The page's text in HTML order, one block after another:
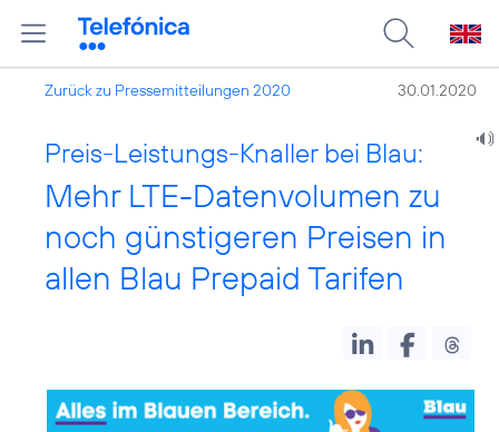
Zurück zu Pressemitteilungen 2020 30.01.2020
Preis-Leistungs-Knaller bei Blau:
Mehr LTE-Datenvolumen zu
noch günstigeren Preisen in
allen Blau Prepaid Tarifen